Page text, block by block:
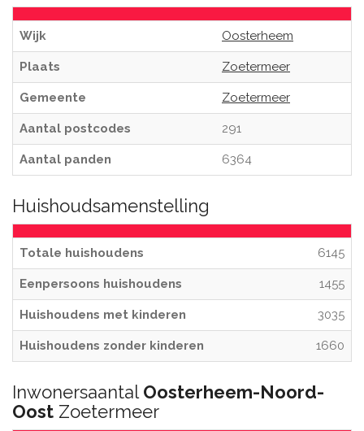
Wijk Oosterheem
Plaats Zoetermeer
Gemeente Zoetermeer
Aantal postcodes 291
Aantal panden 6364
Huishoudsamenstelling
Totale huishoudens 6145
Eenpersoons huishoudens 1455
Huishoudens met kinderen 3035
Huishoudens zonder kinderen 1660
Inwonersaantal Oosterheem-Noord-
Oost Zoetermeer